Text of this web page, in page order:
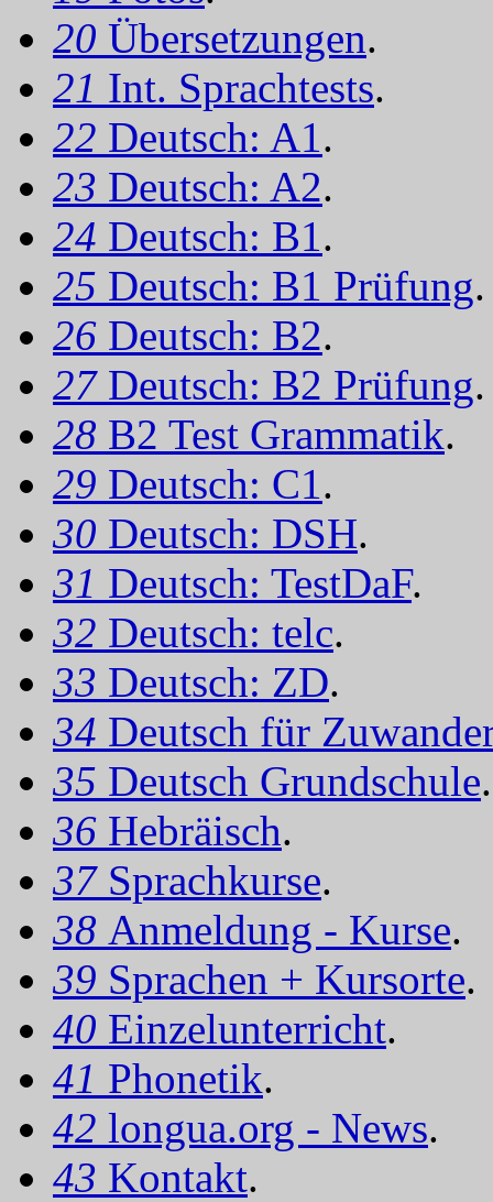
20 Übersetzungen.
21 Int. Sprachtests.
22 Deutsch: A1.
23 Deutsch: A2.
24 Deutsch: B1.
25 Deutsch: B1 Prüfung.
26 Deutsch: B2.
27 Deutsch: B2 Prüfung.
28 B2 Test Grammatik.
29 Deutsch: C1.
30 Deutsch: DSH.
31 Deutsch: TestDaF.
32 Deutsch: telc.
33 Deutsch: ZD.
34 Deutsch für
35 Deutsch Grundschule.
36 Hebräisch.
37 Sprachkurse.
38 Anmeldung - Kurse.
39 Sprachen + Kursorte.
40 Einzelunterricht.
41 Phonetik.
42 longua.org - News.
43 Kontakt.